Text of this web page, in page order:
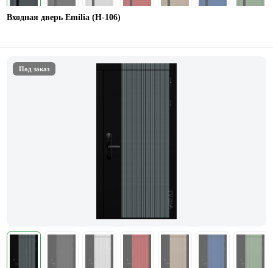
Входная дверь Emilia (Н-106)
Под заказ